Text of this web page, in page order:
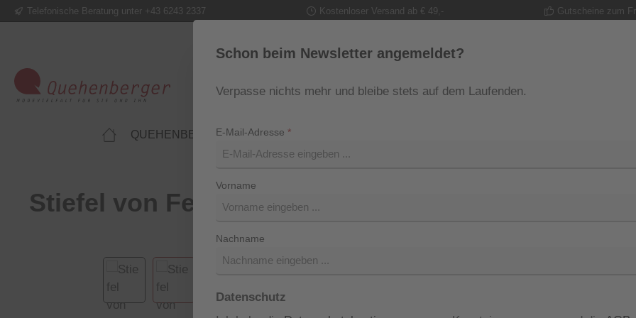
Hauptinhalt springen
Zur Suche springen
Zur Hauptnavigation springen
Telefonische Beratung unter +43 6243 2337 Kostenloser Versand ab € 49,- Gutscheine zum
QUEHENBERGER LIFESTYLE
Stiefel von Felmini
Bildergalerie überspringen
Schon beim Newsletter angemeldet?
Verpasse nichts mehr und bleibe stets auf dem Laufenden.
E-Mail-Adresse *
Vorname
Nachname
Datenschutz